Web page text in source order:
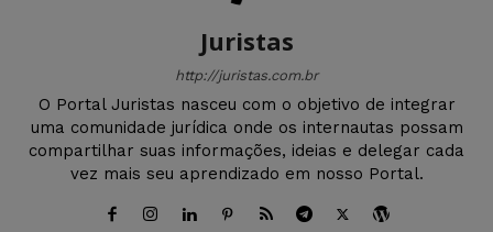
Juristas
http://juristas.com.br
O Portal Juristas nasceu com o objetivo de integrar
uma comunidade jurídica onde os internautas possam
compartilhar suas informações, ideias e delegar cada
vez mais seu aprendizado em nosso Portal.